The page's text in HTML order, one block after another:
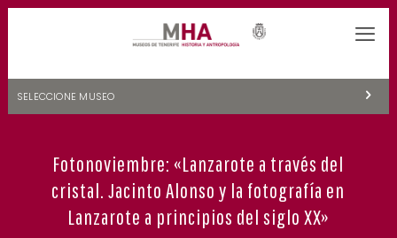
SELECCIONE MUSEO
NATURALEZA Y ARQUEOLOGÍA
Fotonoviembre: «Lanzarote a través del
cristal. Jacinto Alonso y la fotografía en
Lanzarote a principios del siglo XX»